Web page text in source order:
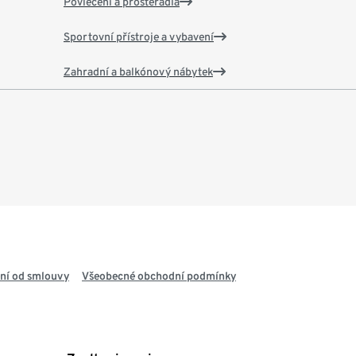
Sportovní přístroje a vybavení
Zahradní a balkónový nábytek
od smlouvy Všeobecné obchodní podmínky